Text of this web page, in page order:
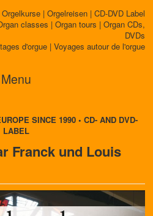
Orgelkurse | Orgelreisen | CD-DVD Label
classes | Organ tours | Organ CDs,
DVDs
d'orgue | Voyages autour de l'orgue
Menu
SINCE 1990 • CD- AND DVD-
LABEL
Franck und Louis